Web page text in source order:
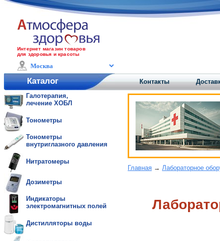
Интернет магазин товаров
для здоровья и красоты
Каталог Контакты
Галотерапия,
лечение ХОБЛ
Тонометры
Тонометры
внутриглазного давления
Нитратомеры
Дозиметры
Индикаторы
электромагнитных полей
Дистилляторы воды
Главная → Лабораторное